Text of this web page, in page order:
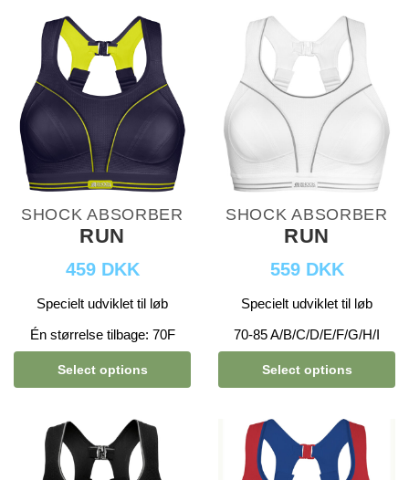
SHOCK ABSORBER
RUN
459 DKK
Specielt udviklet til løb
Én størrelse tilbage: 70F
Select options
SHOCK ABSORBER
RUN
559 DKK
Specielt udviklet til løb
70-85 A/B/C/D/E/F/G/H/I
Select options